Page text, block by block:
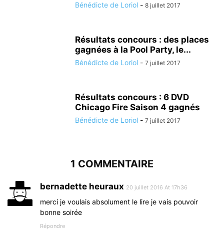
Bénédicte de Loriol - 8 juillet 2017
Résultats concours : des places
gagnées à la Pool Party, le...
Bénédicte de Loriol - 7 juillet 2017
Résultats concours : 6 DVD
Chicago Fire Saison 4 gagnés
Bénédicte de Loriol - 7 juillet 2017
1 COMMENTAIRE
bernadette heuraux 20 juillet 2016 At 17h36
merci je voulais absolument le lire je vais pouvoir
bonne soirée
Répondre